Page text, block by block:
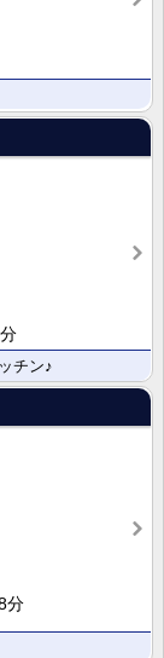
チン♪
分